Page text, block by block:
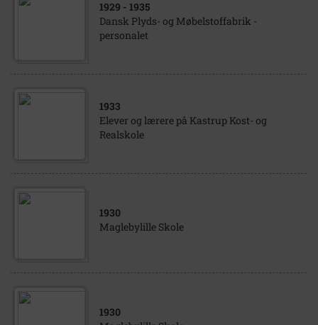
1929 - 1935
Dansk Plyds- og Møbelstoffabrik -
personalet
1933
Elever og lærere på Kastrup Kost- og
Realskole
1930
Maglebylille Skole
1930